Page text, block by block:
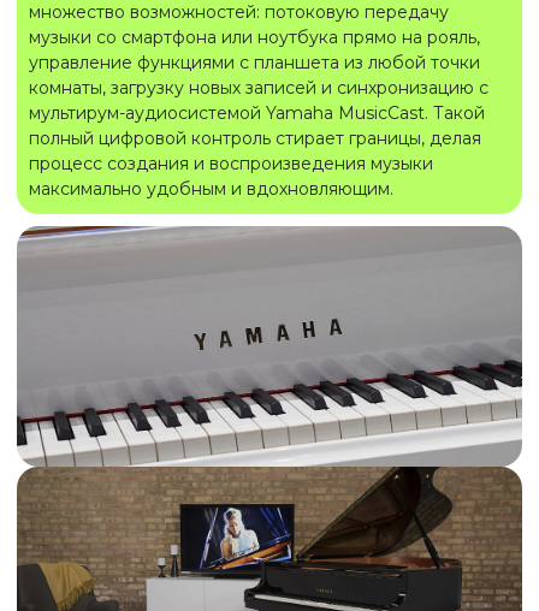
множество возможностей: потоковую передачу
музыки со смартфона или ноутбука прямо на рояль,
управление функциями с планшета из любой точки
комнаты, загрузку новых записей и синхронизацию с
мультирум-аудиосистемой Yamaha MusicCast. Такой
полный цифровой контроль стирает границы, делая
процесс создания и воспроизведения музыки
максимально удобным и вдохновляющим.